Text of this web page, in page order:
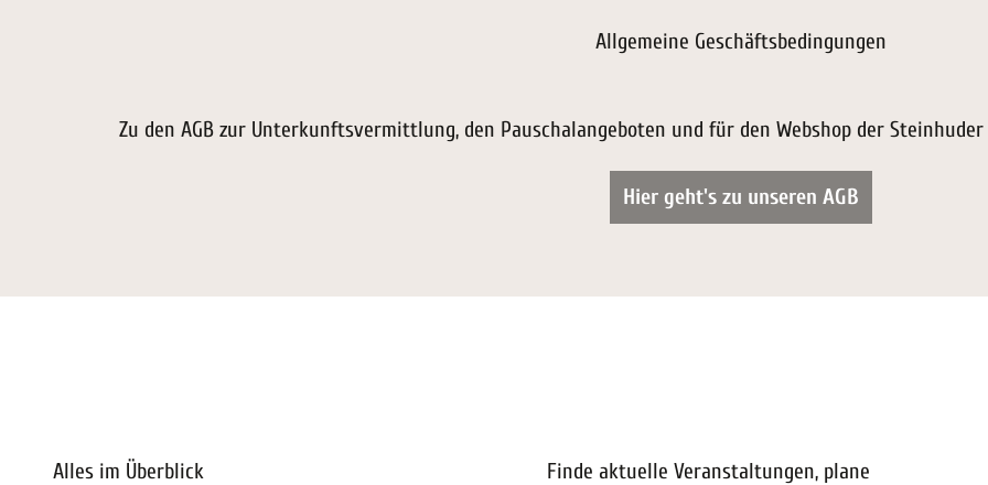
Allgemeine Geschäftsbedingungen
Zu den AGB zur Unterkunftsvermittlung, den Pauschalangeboten und für den Webshop der
Hier geht's zu unseren AGB
Alles im Überblick
Finde aktuelle Veranstaltungen, plane